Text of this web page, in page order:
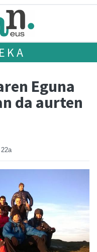
Eguna
da aurten